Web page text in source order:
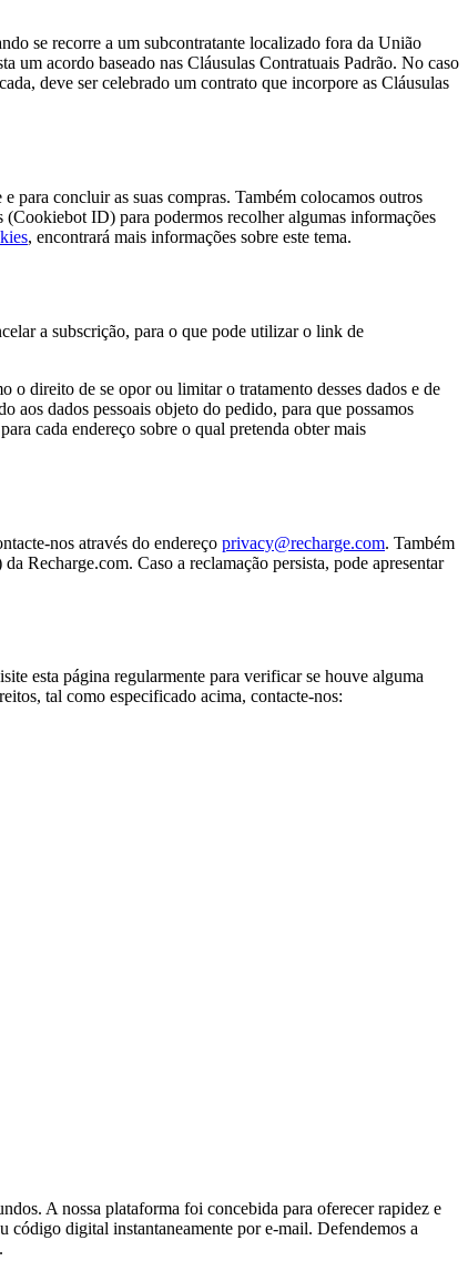
se recorre a um subcontratante localizado fora da União
um acordo baseado nas Cláusulas Contratuais Padrão. No caso
deve ser celebrado um contrato que incorpore as Cláusulas
para concluir as suas compras. Também colocamos outros
(Cookiebot ID) para podermos recolher algumas informações
, encontrará mais informações sobre este tema.
a subscrição, para o que pode utilizar o link de
o direito de se opor ou limitar o tratamento desses dados e de
aos dados pessoais objeto do pedido, para que possamos
cada endereço sobre o qual pretenda obter mais
nos através do endereço privacy@recharge.com. Também
Recharge.com. Caso a reclamação persista, pode apresentar
esta página regularmente para verificar se houve alguma
tal como especificado acima, contacte-nos:
A nossa plataforma foi concebida para oferecer rapidez e
código digital instantaneamente por e-mail. Defendemos a